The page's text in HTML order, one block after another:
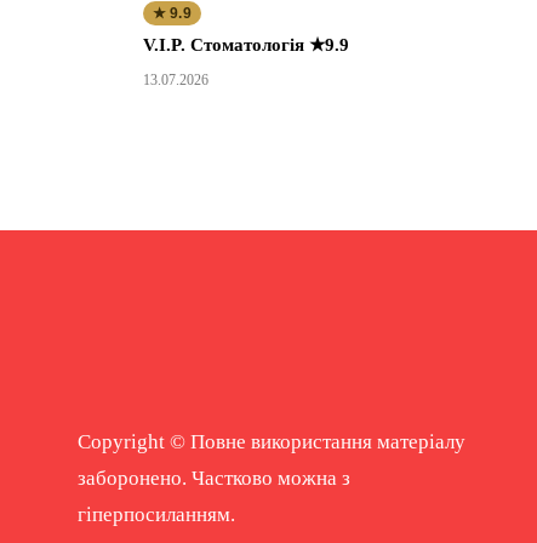
★ 9.9
V.I.P. Стоматологія ★9.9
13.07.2026
Copyright © Повне використання матеріалу
заборонено. Частково можна з
гіперпосиланням.